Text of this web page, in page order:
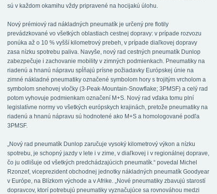
sú v každom okamihu vždy pripravené na hocijakú úlohu.
Nový prémiový rad nákladných pneumatík je určený pre flotily
prevádzkované vo všetkých oblastiach cestnej dopravy: v prípade rozvozu
ponúka až o 10 % vyšší kilometrový prebeh, v prípade diaľkovej dopravy
zasa nízku spotrebu paliva. Navyše, nový rad cestných pneumatík Dunlop
zabezpečuje i zachovanie mobility v zimných podmienkach. Pneumatiky na
riadenú a hnanú nápravu spĺňajú prísne požiadavky Európskej únie na
zimné nákladné pneumatiky označené symbolom hory s trojitým vrcholom a
symbolom snehovej vločky (3-Peak-Mountain-Snowflake; 3PMSF) a celý rad
potom vyhovuje podmienkam označení M+S. Nový rad vďaka tomu plní
legislatívne normy vo všetkých európskych krajinách, pretože pneumatiky na
riadenú a hnanú nápravu sú hodnotené ako M+S a homologované podľa
3PMSF.
„Nový rad pneumatík Dunlop zaručuje vysoký kilometrový výkon a nízku
spotrebu, je schopný jazdy v lete i v zime, v diaľkovej i v regionálnej doprave,
čo ju odlišuje od všetkých predchádzajúcich pneumatík.“ povedal Michel
Rzonzef, viceprezident obchodnej jednotky nákladných pneumatík Goodyear
v Európe, na Blízkom východe a v Afrike. „Nové pneumatiky zbavujú starostí
dopravcov, ktorí potrebujú pneumatiky vyznačujúce sa rovnováhou medzi